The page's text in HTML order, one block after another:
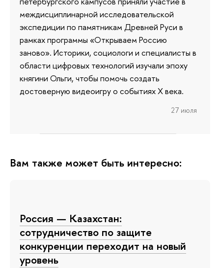
междисциплинарной исследовательской
экспедиции по памятникам Древней Руси в
рамках программы «Открываем Россию
заново». Историки, социологи и специалисты в
области цифровых технологий изучали эпоху
княгини Ольги, чтобы помочь создать
достоверную видеоигру о событиях X века.
27 июля
Вам также может быть интересно:
Россия — Казахстан:
сотрудничество по защите
конкуренции переходит на новый
уровень